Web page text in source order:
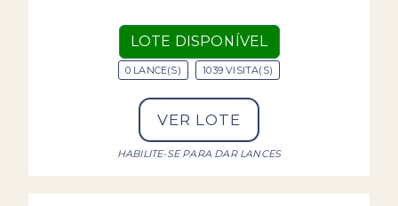
LOTE DISPONÍVEL
0 LANCE(S) 1039 VISITA(S)
VER LOTE
HABILITE-SE PARA DAR LANCES